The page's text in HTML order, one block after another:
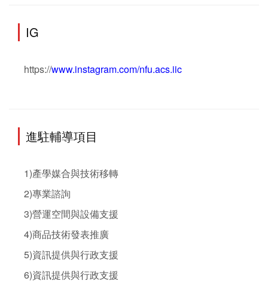
IG
https://www.instagram.com/nfu.acs.iic
進駐輔導項目
1)產學媒合與技術移轉
2)專業諮詢
3)營運空間與設備支援
4)商品技術發表推廣
5)資訊提供與行政支援
6)資訊提供與行政支援